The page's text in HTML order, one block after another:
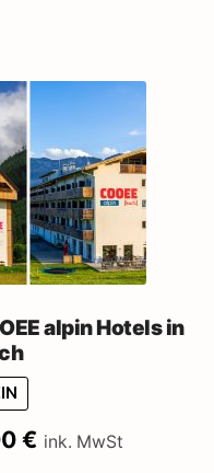
alpin Hotels in
€ Aktueller
ink. MwSt